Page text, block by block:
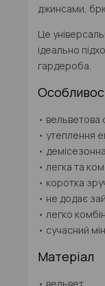
джинсами,
Це
ідеально
гардероба.
• вельветова
• утеплення
•
• легка та
• коротка
• не додає
• легко
• сучасний
Матеріал